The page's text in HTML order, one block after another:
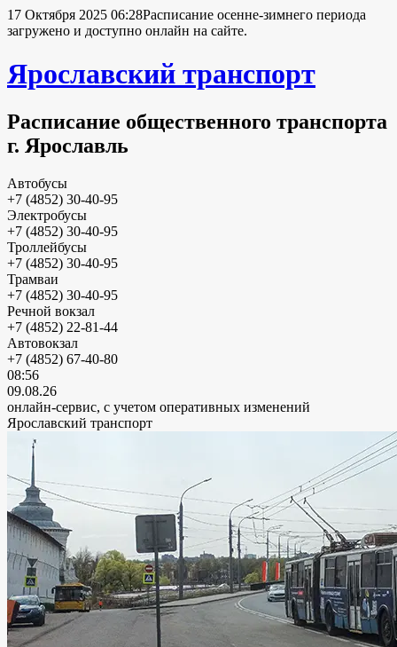
17 Октября 2025 06:28Расписание осенне-зимнего периода
загружено и доступно онлайн на сайте.
Ярославский транспорт
Расписание общественного транспорта
г. Ярославль
Автобусы
+7 (4852) 30-40-95
Электробусы
+7 (4852) 30-40-95
Троллейбусы
+7 (4852) 30-40-95
Трамваи
+7 (4852) 30-40-95
Речной вокзал
+7 (4852) 22-81-44
Автовокзал
+7 (4852) 67-40-80
08:56
09.08.26
онлайн-сервис, с учетом оперативных изменений
Ярославский транспорт